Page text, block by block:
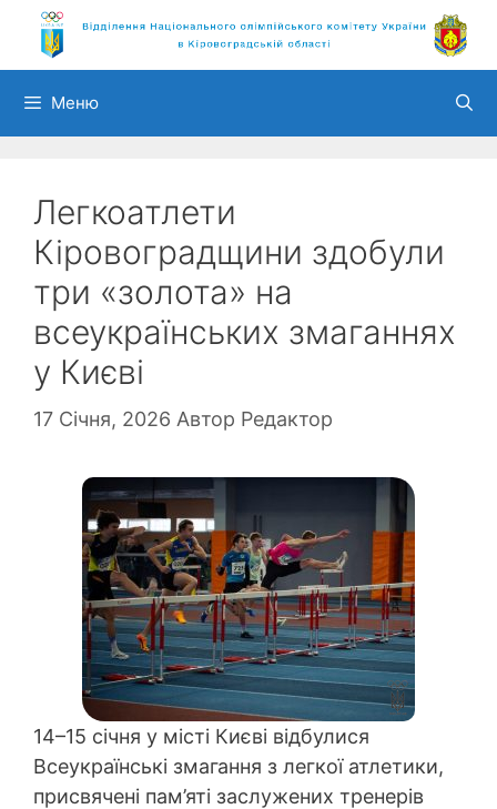
Перейти
вмісту
Меню
Легкоатлети
Кіровоградщини здобули
три «золота» на
всеукраїнських змаганнях
у Києві
17 Січня, 2026 Автор Редактор
14–15 січня у місті Києві відбулися
Всеукраїнські змагання з легкої атлетики,
присвячені пам’яті заслужених тренерів